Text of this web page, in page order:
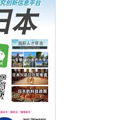
生产力
分枝杆菌
的必要性
性——中
功耗的新型
戴维